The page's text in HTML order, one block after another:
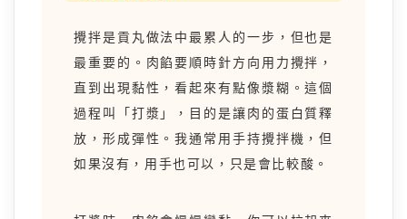
攪拌是貢丸做法中最累人的一步，但也是
最重要的。肉餡要順時針方向用力攪拌，
直到出現黏性，看起來有點像漿糊。這個
過程叫「打漿」，目的是讓肉的蛋白質釋
放，形成彈性。我通常用手持攪拌機，但
如果沒有，用手也可以，只是會比較酸。